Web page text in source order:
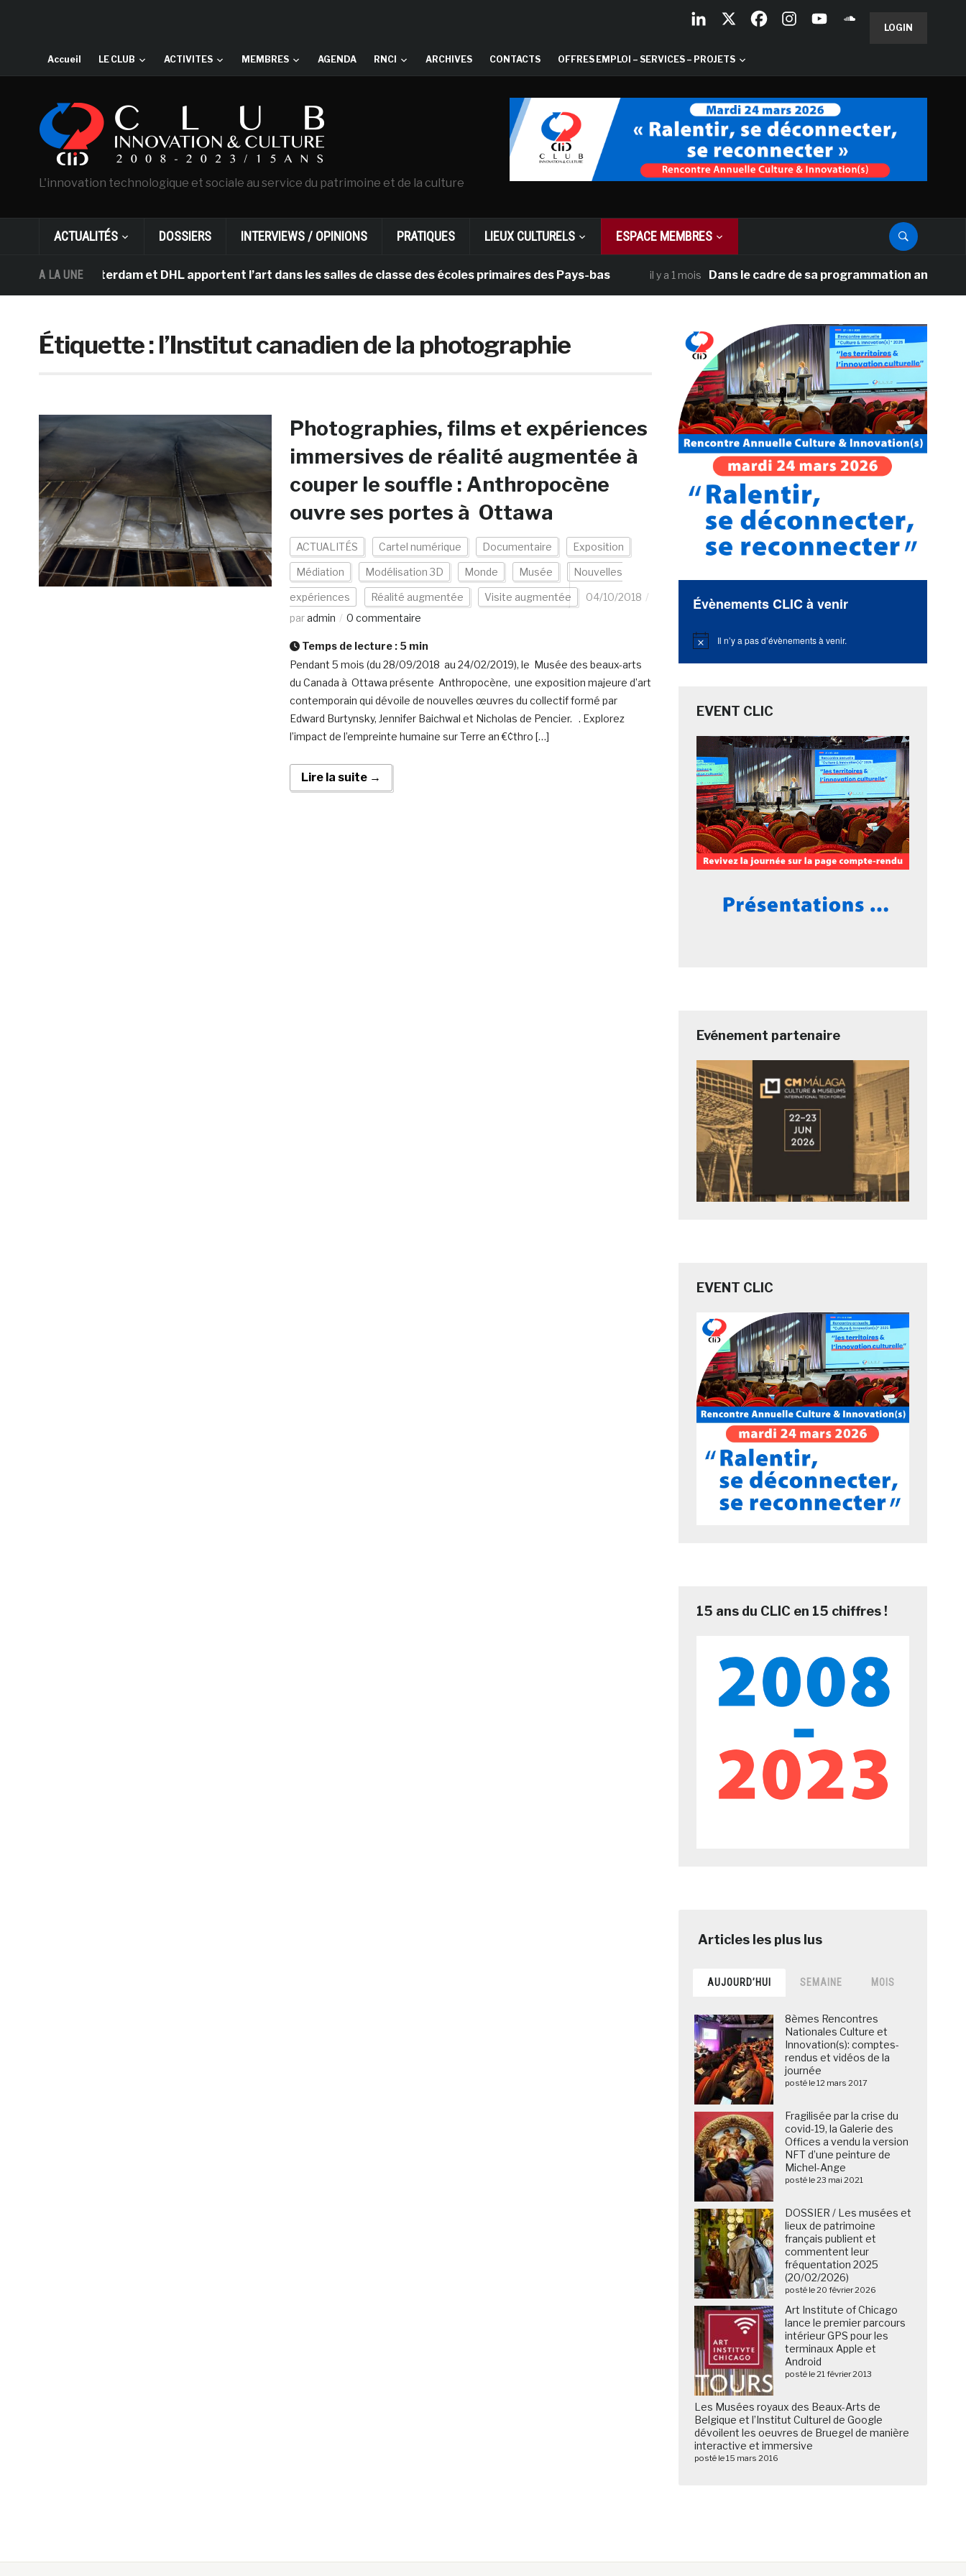
LOGIN
Accueil LE CLUB ACTIVITES MEMBRES AGENDA RNCI ARCHIVES CONTACTS OFFRES EMPLOI – SERVICES – PROJETS
L'innovation technologique et sociale au service du patrimoine et de la culture
ACTUALITÉS DOSSIERS INTERVIEWS / OPINIONS PRATIQUES LIEUX CULTURELS ESPACE MEMBRES
A LA UNE
d’Amsterdam et DHL apportent l’art dans les salles de classe des écoles primaires des Pays-bas il y a 1 mois Dans le cadre de sa programmation américaine,
Étiquette :l’Institut canadien de la photographie
Photographies, films et expériences
immersives de réalité augmentée à
couper le souffle : Anthropocène
ouvre ses portes à Ottawa
ACTUALITÉS Cartel numérique Documentaire Exposition
Médiation Modélisation 3D Monde Musée Nouvelles
expériences Réalité augmentée Visite augmentée
04/10/2018
paradmin 0 commentaire
Temps de lecture : 5 min
Pendant 5 mois (du 28/09/2018 au 24/02/2019), le Musée des beaux-arts
du Canada à Ottawa présente Anthropocène, une exposition majeure d’art
contemporain qui dévoile de nouvelles œuvres du collectif formé par
Edward Burtynsky, Jennifer Baichwal et Nicholas de Pencier. . Explorez
l’impact de l’empreinte humaine sur Terre an €¢thro […]
Lire la suite →
Évènements CLIC à venir
Notice Il n’y a pas d’évènements à venir.
EVENT CLIC
Evénement partenaire
EVENT CLIC
15 ans du CLIC en 15 chiffres !
AUJOURD’HUI SEMAINE MOIS
8èmes Rencontres
Nationales Culture et
Innovation(s): comptes-
rendus et vidéos de la
journée
posté le 12 mars 2017
Fragilisée par la crise du
covid-19, la Galerie des
Offices a vendu la version
NFT d’une peinture de
Michel-Ange
posté le 23 mai 2021
DOSSIER / Les musées et
lieux de patrimoine
français publient et
commentent leur
fréquentation 2025
(20/02/2026)
posté le 20 février 2026
Art Institute of Chicago
lance le premier parcours
intérieur GPS pour les
terminaux Apple et
Android
posté le 21 février 2013
Les Musées royaux des Beaux-Arts de
Belgique et l’Institut Culturel de Google
dévoilent les oeuvres de Bruegel de manière
interactive et immersive
posté le 15 mars 2016